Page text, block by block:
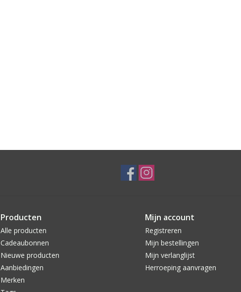
Producten
Alle producten
Cadeaubonnen
Nieuwe producten
Aanbiedingen
Merken
Mijn account
Registreren
Mijn bestellingen
Mijn verlanglijst
Herroeping aanvragen